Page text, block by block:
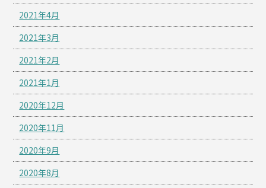
2021年4月
2021年3月
2021年2月
2021年1月
2020年12月
2020年11月
2020年9月
2020年8月